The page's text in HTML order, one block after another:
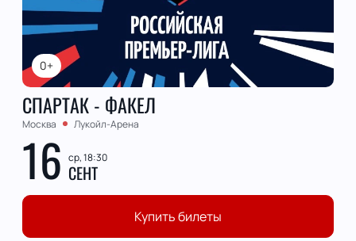
0+
СПАРТАК - ФАКЕЛ
Москва Лукойл-Арена
16 ср, 18:30
СЕНТ
Купить билеты